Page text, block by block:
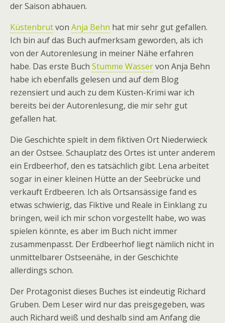
der Saison abhauen.
Küstenbrutvon Anja Behn hat mir sehr gut gefallen.
Ich bin auf das Buch aufmerksam geworden, als ich
von der Autorenlesung in meiner Nähe erfahren
habe. Das erste Buch Stumme Wasservon Anja Behn
habe ich ebenfalls gelesen und auf dem Blog
rezensiert und auch zu dem Küsten-Krimi war ich
bereits bei der Autorenlesung, die mir sehr gut
gefallen hat.
Die Geschichte spielt in dem fiktiven Ort Niederwieck
an der Ostsee. Schauplatz des Ortes ist unter anderem
ein Erdbeerhof, den es tatsächlich gibt. Lena arbeitet
sogar in einer kleinen Hütte an der Seebrücke und
verkauft Erdbeeren. Ich als Ortsansässige fand es
etwas schwierig, das Fiktive und Reale in Einklang zu
bringen, weil ich mir schon vorgestellt habe, wo was
spielen könnte, es aber im Buch nicht immer
zusammenpasst. Der Erdbeerhof liegt nämlich nicht in
unmittelbarer Ostseenähe, in der Geschichte
allerdings schon.
Der Protagonist dieses Buches ist eindeutig Richard
Gruben. Dem Leser wird nur das preisgegeben, was
auch Richard weiß und deshalb sind am Anfang die